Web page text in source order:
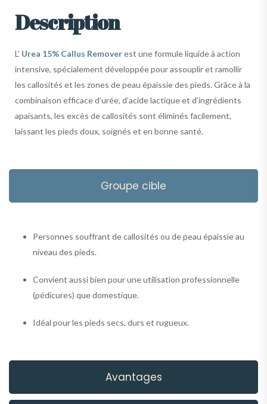
Description
L’ Urea 15% Callus Removerest une formule liquide à action
intensive, spécialement développée pour assouplir et ramollir
les callosités et les zones de peau épaissie des pieds. Grâce à la
combinaison efficace d’urée, d’acide lactique et d’ingrédients
apaisants, les excès de callosités sont éliminés facilement,
laissant les pieds doux, soignés et en bonne santé.
Groupe cible
Avantages
Personnes souffrant de callosités ou de peau épaissie au
niveau des pieds.
Convient aussi bien pour une utilisation professionnelle
(pédicures) que domestique.
Idéal pour les pieds secs, durs et rugueux.